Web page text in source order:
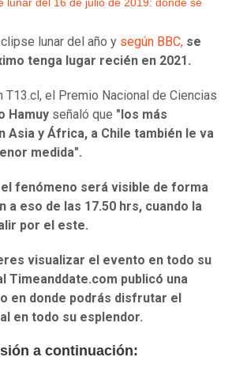
lunar del 16 de julio de 2019: dónde se
lunar del año y según BBC, se
tenga lugar recién en 2021.
T13.cl, el Premio Nacional de Ciencias
Hamuy señaló que "los más
Asia y África, a Chile también le va
medida".
el fenómeno será visible de forma
a eso de las 17.50 hrs, cuando la
por el este.
visualizar el evento en todo su
Timeanddate.com publicó una
en donde podrás disfrutar el
en todo su esplendor.
a continuación: